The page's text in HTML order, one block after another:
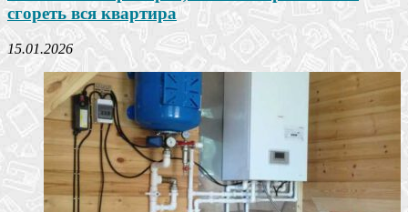
сгореть вся квартира
15.01.2026